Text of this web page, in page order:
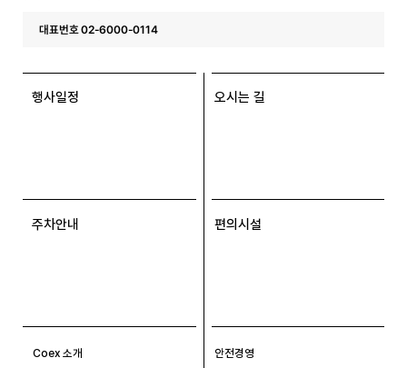
대표번호 02-6000-0114
행사일정 오시는 길
주차안내 편의시설
Coex 소개
안전경영